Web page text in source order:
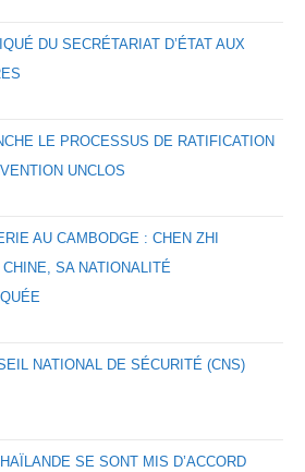
DU SECRÉTARIAT D’ÉTAT AUX
LE PROCESSUS DE RATIFICATION
UNCLOS
AU CAMBODGE : CHEN ZHI
SA NATIONALITÉ
NATIONAL DE SÉCURITÉ (CNS)
SE SONT MIS D’ACCORD